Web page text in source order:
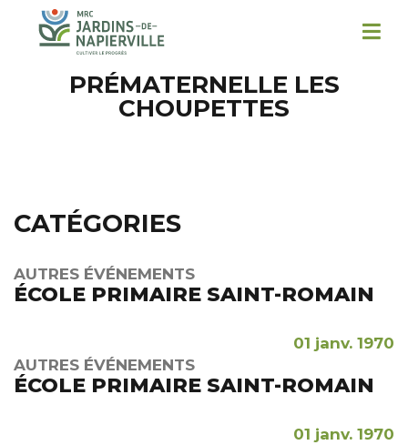
PRÉMATERNELLE LES
CHOUPETTES
CATÉGORIES
AUTRES ÉVÉNEMENTS
ÉCOLE PRIMAIRE SAINT-ROMAIN
01 janv. 1970
AUTRES ÉVÉNEMENTS
ÉCOLE PRIMAIRE SAINT-ROMAIN
01 janv. 1970